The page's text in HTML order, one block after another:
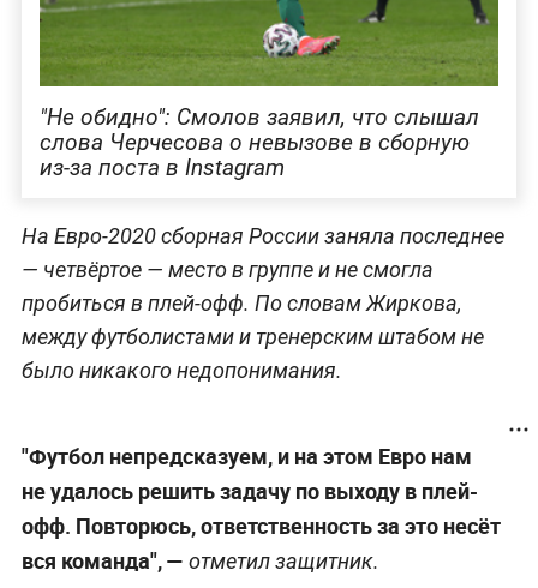
"Не обидно": Смолов заявил, что слышал
слова Черчесова о невызове в сборную
из-за поста в Instagram
На Евро-2020 сборная России заняла последнее
— четвёртое — место в группе и не смогла
пробиться в плей-офф. По словам Жиркова,
между футболистами и тренерским штабом не
было никакого недопонимания.
"Футбол непредсказуем, и на этом Евро нам
не удалось решить задачу по выходу в плей-
офф. Повторюсь, ответственность за это несёт
вся команда", — отметил защитник.